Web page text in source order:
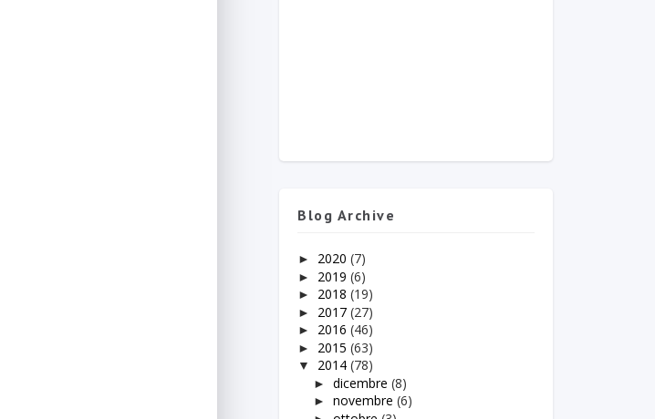
Blog Archive
► 2020 (7)
► 2019 (6)
► 2018 (19)
► 2017 (27)
► 2016 (46)
► 2015 (63)
▼ 2014 (78)
► dicembre (8)
► novembre (6)